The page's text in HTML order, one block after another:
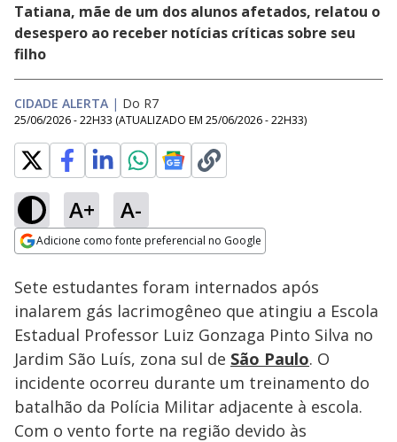
Tatiana, mãe de um dos alunos afetados, relatou o
desespero ao receber notícias críticas sobre seu
filho
CIDADE ALERTA | Do R7
25/06/2026 - 22H33 (ATUALIZADO EM 25/06/2026 - 22H33)
A+ A-
Adicione como fonte preferencial no Google
Ativar
Loaded :
16.03%
Sete estudantes foram internados após
inalarem gás lacrimogêneo que atingiu a Escola
Estadual Professor Luiz Gonzaga Pinto Silva no
Jardim São Luís, zona sul de São Paulo. O
incidente ocorreu durante um treinamento do
batalhão da Polícia Militar adjacente à escola.
Com o vento forte na região devido às